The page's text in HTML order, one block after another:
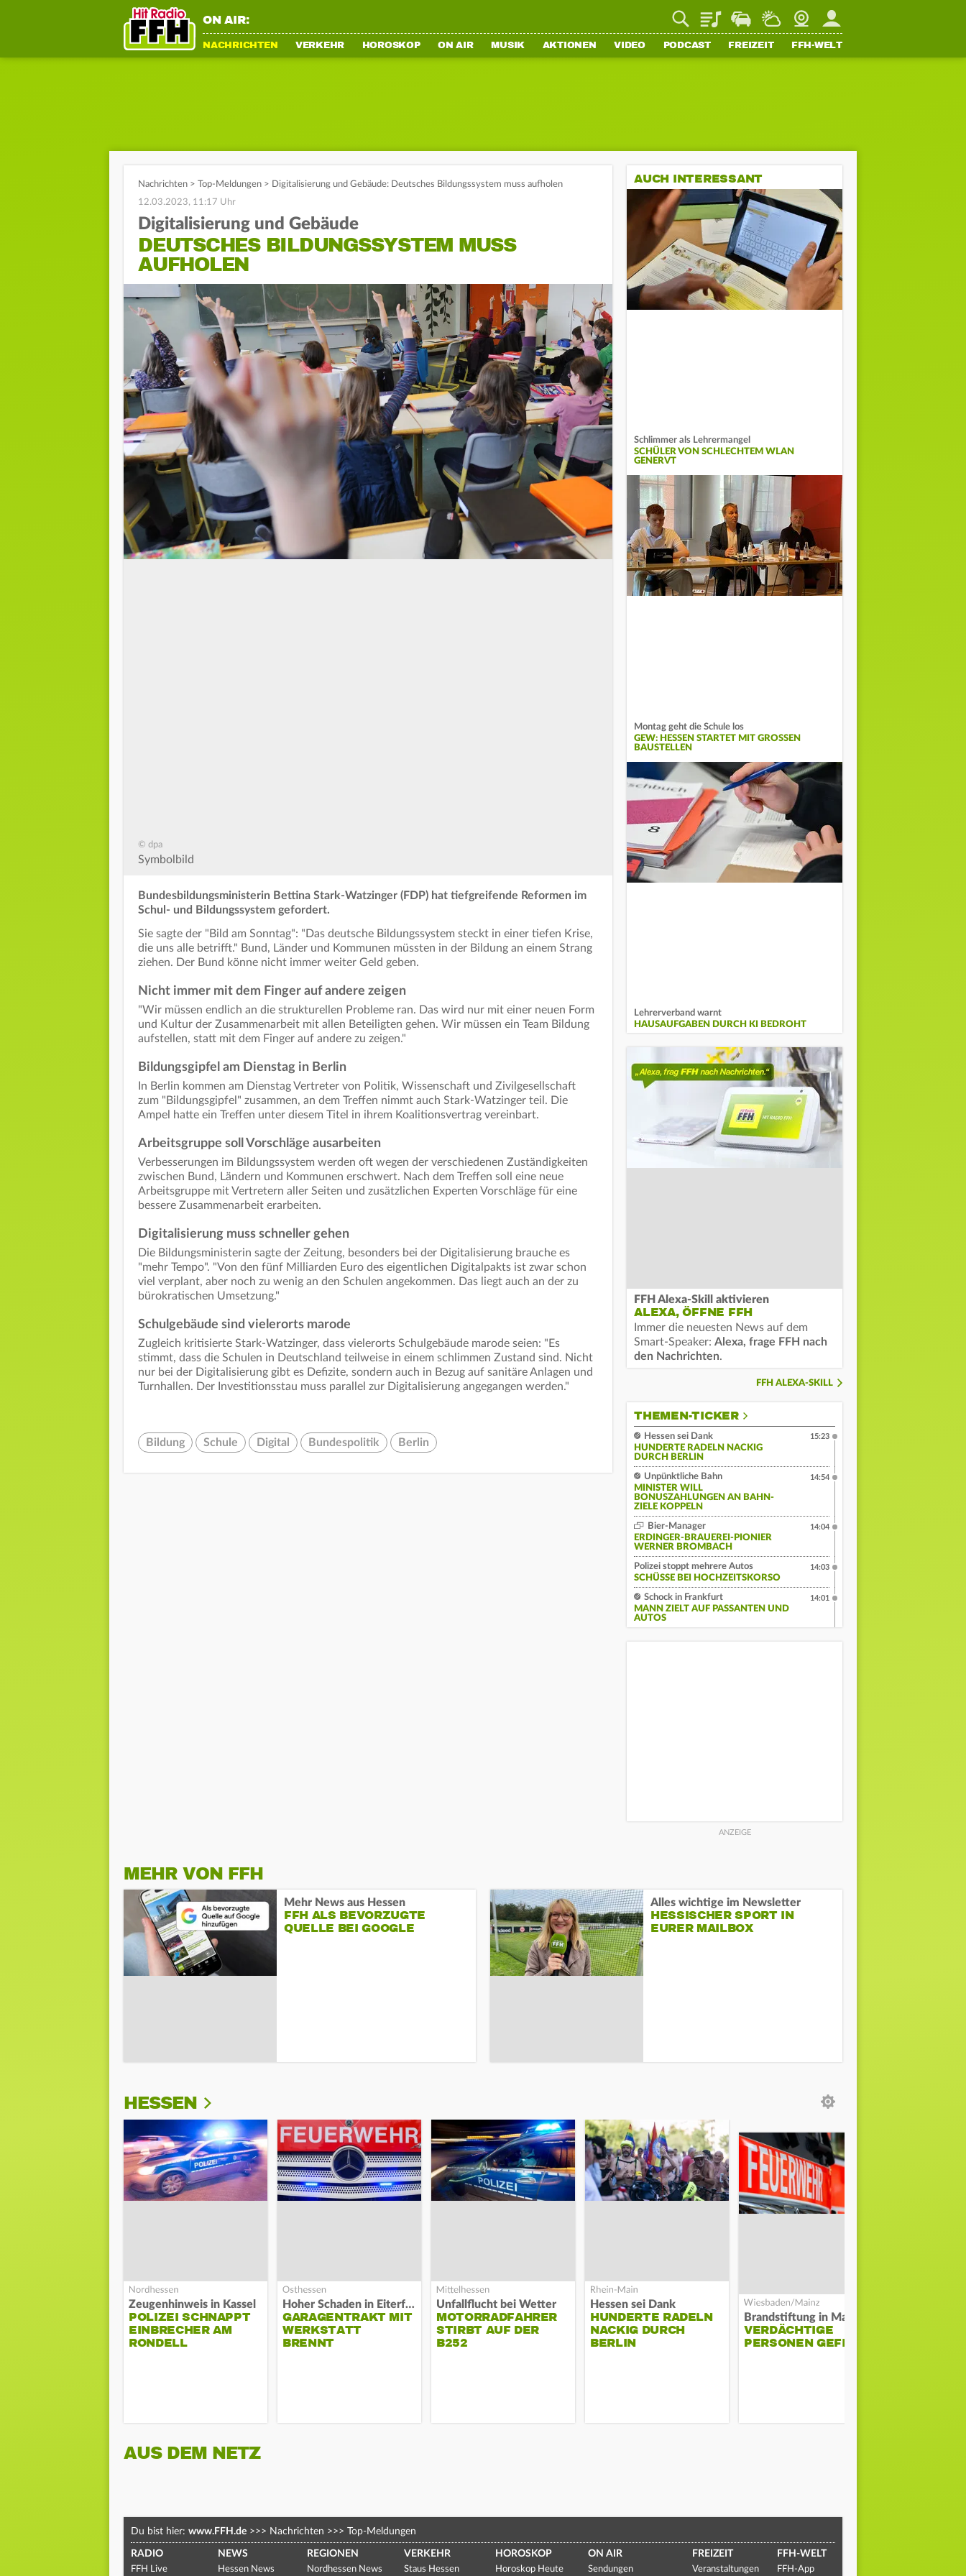
ON AIR: PlaylistStaupilotWetterWebcamMein FFH
NACHRICHTEN VERKEHR HOROSKOP ON AIR MUSIK AKTIONEN VIDEO PODCAST FREIZEIT FFH-WELT
Nachrichten > Top-Meldungen > Digitalisierung und Gebäude: Deutsches Bildungssystem muss aufholen
12.03.2023, 11:17 Uhr
Digitalisierung und Gebäude
DEUTSCHES BILDUNGSSYSTEM MUSS
AUFHOLEN
© dpa
Symbolbild
Bundesbildungsministerin Bettina Stark-Watzinger (FDP) hat tiefgreifende Reformen im
Schul- und Bildungssystem gefordert.
Sie sagte der "Bild am Sonntag": "Das deutsche Bildungssystem steckt in einer tiefen Krise,
die uns alle betrifft." Bund, Länder und Kommunen müssten in der Bildung an einem Strang
ziehen. Der Bund könne nicht immer weiter Geld geben.
Nicht immer mit dem Finger auf andere zeigen
"Wir müssen endlich an die strukturellen Probleme ran. Das wird nur mit einer neuen Form
und Kultur der Zusammenarbeit mit allen Beteiligten gehen. Wir müssen ein Team Bildung
aufstellen, statt mit dem Finger auf andere zu zeigen."
Bildungsgipfel am Dienstag in Berlin
In Berlin kommen am Dienstag Vertreter von Politik, Wissenschaft und Zivilgesellschaft
zum "Bildungsgipfel" zusammen, an dem Treffen nimmt auch Stark-Watzinger teil. Die
Ampel hatte ein Treffen unter diesem Titel in ihrem Koalitionsvertrag vereinbart.
Arbeitsgruppe soll Vorschläge ausarbeiten
Verbesserungen im Bildungssystem werden oft wegen der verschiedenen Zuständigkeiten
zwischen Bund, Ländern und Kommunen erschwert. Nach dem Treffen soll eine neue
Arbeitsgruppe mit Vertretern aller Seiten und zusätzlichen Experten Vorschläge für eine
bessere Zusammenarbeit erarbeiten.
Digitalisierung muss schneller gehen
Die Bildungsministerin sagte der Zeitung, besonders bei der Digitalisierung brauche es
"mehr Tempo". "Von den fünf Milliarden Euro des eigentlichen Digitalpakts ist zwar schon
viel verplant, aber noch zu wenig an den Schulen angekommen. Das liegt auch an der zu
bürokratischen Umsetzung."
Schulgebäude sind vielerorts marode
Zugleich kritisierte Stark-Watzinger, dass vielerorts Schulgebäude marode seien: "Es
stimmt, dass die Schulen in Deutschland teilweise in einem schlimmen Zustand sind. Nicht
nur bei der Digitalisierung gibt es Defizite, sondern auch in Bezug auf sanitäre Anlagen und
Turnhallen. Der Investitionsstau muss parallel zur Digitalisierung angegangen werden."
Bildung Schule Digital Bundespolitik Berlin
AUCH INTERESSANT
Schlimmer als Lehrermangel
SCHÜLER VON SCHLECHTEM WLAN
GENERVT
Montag geht die Schule los
GEW: HESSEN STARTET MIT GROSSEN B
AUSTELLEN
Lehrerverband warnt
HAUSAUFGABEN DURCH KI BEDROHT
FFH Alexa-Skill aktivieren
ALEXA, ÖFFNE FFH
Immer die neuesten News auf dem
Smart-Speaker: Alexa, frage FFH nach
den Nachrichten.
FFH ALEXA-SKILL
THEMEN-TICKER
Hessen sei Dank
HUNDERTE RADELN NACKIG
DURCH BERLIN
15:23
Unpünktliche Bahn
MINISTER WILL
BONUSZAHLUNGEN AN BAHN-
ZIELE KOPPELN
14:54
Bier-Manager
ERDINGER-BRAUEREI-PIONIER
WERNER BROMBACH
14:04
Polizei stoppt mehrere Autos
SCHÜSSE BEI HOCHZEITSKORSO
14:03
Schock in Frankfurt
MANN ZIELT AUF PASSANTEN UND
AUTOS
14:01
MEHR VON FFH
Mehr News aus Hessen
FFH ALS BEVORZUGTE
QUELLE BEI GOOGLE
Alles wichtige im Newsletter
HESSISCHER SPORT IN
EURER MAILBOX
HESSEN
Zeugenhinweis in Kassel
POLIZEI SCHNAPPT
EINBRECHER AM
RONDELL
Hoher Schaden in Eiterfeld
GARAGENTRAKT MIT
WERKSTATT
BRENNT
Unfallflucht bei Wetter
MOTORRADFAHRER
STIRBT AUF DER
B252
Hessen sei Dank
HUNDERTE RADELN
NACKIG DURCH
BERLIN
VERDÄCHTIGE
PERSONEN GEFILMT
AUS DEM NETZ
Du bist hier: www.FFH.de >>> Nachrichten >>> Top-Meldungen
RADIO
FFH Live
NEWS
Hessen News
REGIONEN
Nordhessen News
VERKEHR
Staus Hessen
HOROSKOP
Horoskop Heute
ON AIR
Sendungen
FREIZEIT
Veranstaltungen
FFH-WELT
FFH-App